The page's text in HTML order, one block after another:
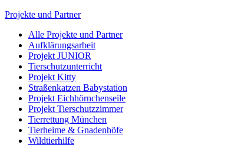
Projekte und Partner
Alle Projekte und Partner
Aufklärungsarbeit
Projekt JUNIOR
Tierschutzunterricht
Projekt Kitty
Straßenkatzen Babystation
Projekt Eichhörnchenseile
Projekt Tierschutzzimmer
Tierrettung München
Tierheime & Gnadenhöfe
Wildtierhilfe